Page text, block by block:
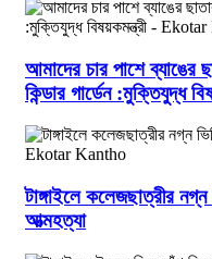
আমাদের চার পাশে ব্যাঙের
কিন্ডার গার্ডেন :মুক্তিযুদ্ধ
টাঙ্গাইলে কলেজছাত্রীর
আত্মহত্যা